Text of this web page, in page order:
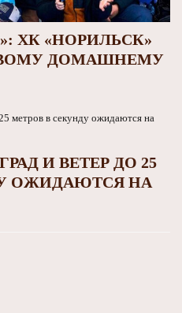
ХК «НОРИЛЬСК»
ДОМАШНЕМУ
И ВЕТЕР ДО 25
ОЖИДАЮТСЯ НА